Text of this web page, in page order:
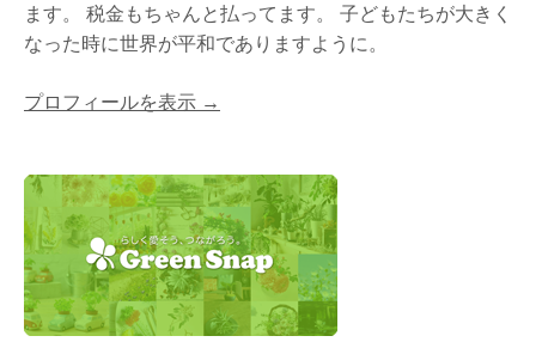
ます。 税金もちゃんと払ってます。 子どもたちが大きく
なった時に世界が平和でありますように。
プロフィールを表示 →